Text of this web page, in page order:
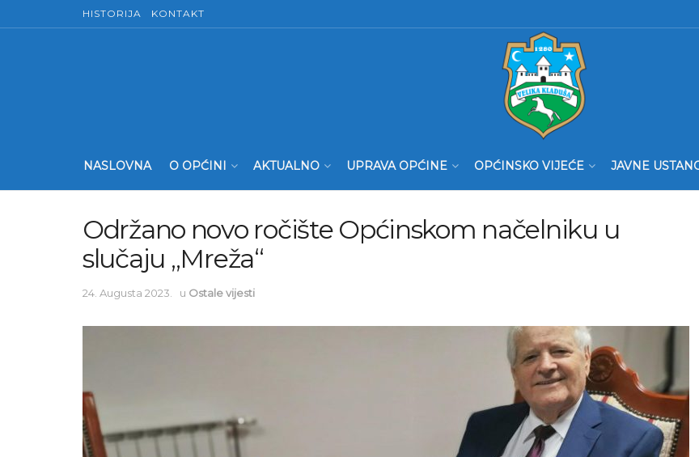
HISTORIJA KONTAKT
NASLOVNA O OPĆINI AKTUALNO UPRAVA OPĆINE OPĆINSKO VIJEĆE JAVNE
Održano novo ročište Općinskom načelniku u
slučaju „Mreža“
24. Augusta 2023. u Ostale vijesti